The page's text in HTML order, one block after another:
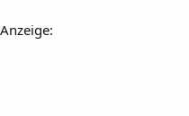
Anzeige: